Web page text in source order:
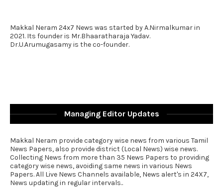
Makkal Neram 24x7 News was started by A.Nirmalkumar in
2021. Its founder is Mr.Bhaaratharaja Yadav.
Dr.U.Arumugasamy is the co-founder.
Managing Editor Updates
Makkal Neram provide category wise news from various Tamil
News Papers, also provide district (Local News) wise news.
Collecting News from more than 35 News Papers to providing
category wise news, avoiding same news in various News
Papers. All Live News Channels available, News alert's in 24X7,
News updating in regular intervals..